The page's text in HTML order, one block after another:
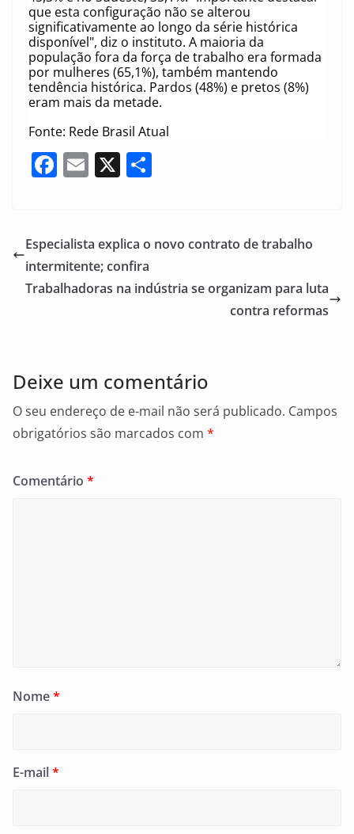
que esta configuração não se alterou
significativamente ao longo da série histórica
disponível", diz o instituto. A maioria da
população fora da força de trabalho era formada
por mulheres (65,1%), também mantendo
tendência histórica. Pardos (48%) e pretos (8%)
eram mais da metade.
Fonte: Rede Brasil Atual
F
e
b
o
E
l
X
e
Especialista explica o novo contrato de trabalho
intermitente; confira
Trabalhadoras na indústria se organizam para luta
contra reformas
Deixe um comentário
O seu endereço de e-mail não será publicado. Campos
obrigatórios são marcados com *
Comentário *
Nome*
E-mail*